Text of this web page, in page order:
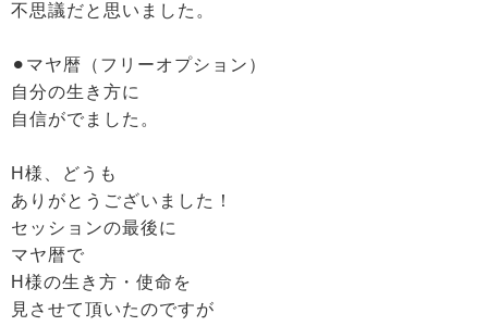
不思議だと思いました。
⚫︎マヤ暦（フリーオプション）
自分の生き方に
自信がでました。
H様、どうも
ありがとうございました！
セッションの最後に
マヤ暦で
H様の生き方・使命を
見させて頂いたのですが